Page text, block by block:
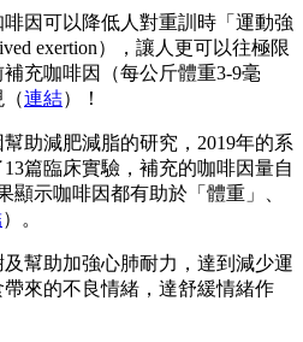
因可以降低人對重訓時「運動強
exertion），讓人更可以往極限
充咖啡因（每公斤體重3-9毫
連結）！
助減肥減脂的研究，2019年的系
篇臨床實驗，補充的咖啡因量自
顯示咖啡因都有助於「體重」、
）。
幫助加強心肺耐力，達到減少運
來的不良情緒，達舒緩情緒作